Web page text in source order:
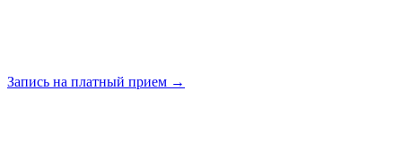
Запись на платный прием →